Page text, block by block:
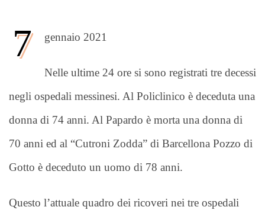
7 gennaio 2021
Nelle ultime 24 ore si sono registrati tre decessi
negli ospedali messinesi. Al Policlinico è deceduta una
donna di 74 anni. Al Papardo è morta una donna di
70 anni ed al “Cutroni Zodda” di Barcellona Pozzo di
Gotto è deceduto un uomo di 78 anni.
Questo l’attuale quadro dei ricoveri nei tre ospedali